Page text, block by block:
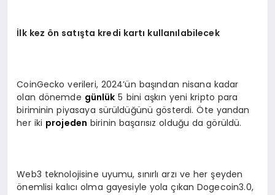
İlk kez ön satışta kredi kartı kullanılabilecek
CoinGecko verileri, 2024’ün başından nisana kadar
olan dönemde günlük 5 bini aşkın yeni kripto para
biriminin piyasaya sürüldüğünü gösterdi. Öte yandan
her iki projeden birinin başarısız olduğu da görüldü.
Web3 teknolojisine uyumu, sınırlı arzı ve her şeyden
önemlisi kalıcı olma gayesiyle yola çıkan Dogecoin3.0,